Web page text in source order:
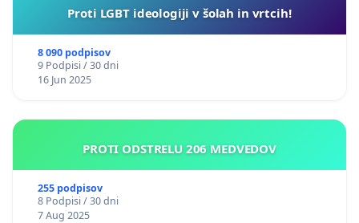
Proti LGBT ideologiji v šolah in vrtcih!
8 090 podpisov
9 Podpisi / 30 dni
16 Jun 2025
PROTI ODSTRELU 206 MEDVEDOV
255 podpisov
8 Podpisi / 30 dni
7 Aug 2025